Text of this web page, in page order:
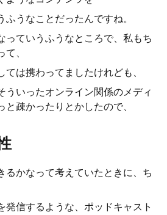
うなことだったんですね。
っていうふうなところで、私もち
、
ては携わってましたけれども、
ういったオンライン関係のメディ
疎かったりとかしたので、
るかなって考えていたときに、ち
発信するような、ポッドキャスト